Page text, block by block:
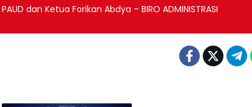
dan Ketua Forikan Abdya – BIRO ADMINISTRASI